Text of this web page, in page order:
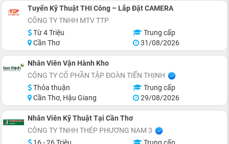
Tuyển Kỹ Thuật THI Công – Lắp Đặt CAMERA
CÔNG TY TNHH MTV TTP
Từ 4 Triệu
Trung cấp
Cần Thơ
31/08/2026
Nhân Viên Vận Hành Kho
CÔNG TY CỔ PHẦN TẬP ĐOÀN TIẾN THỊNH
Thỏa thuận
Trung cấp
Cần Thơ, Hậu Giang
29/08/2026
Nhân Viên Kỹ Thuật Tại Cần Thơ
CÔNG TY TNHH THÉP PHƯƠNG NAM 3